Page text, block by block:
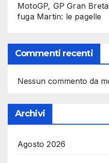
MotoGP, GP Gran
fuga Martin: le pagelle
Commenti recenti
Nessun commento da
Archivi
Agosto 2026